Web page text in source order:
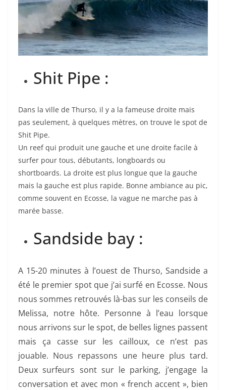
Shit Pipe :
Dans la ville de Thurso, il y a la fameuse droite mais
pas seulement, à quelques mètres, on trouve le spot de
Shit Pipe.
Un reef qui produit une gauche et une droite facile à
surfer pour tous, débutants, longboards ou
shortboards. La droite est plus longue que la gauche
mais la gauche est plus rapide. Bonne ambiance au pic,
comme souvent en Ecosse, la vague ne marche pas à
marée basse.
Sandside bay :
A 15-20 minutes à l’ouest de Thurso, Sandside a
été le premier spot que j’ai surfé en Ecosse. Nous
nous sommes retrouvés là-bas sur les conseils de
Melissa, notre hôte. Personne à l’eau lorsque
nous arrivons sur le spot, de belles lignes passent
mais ça casse sur les cailloux, ce n’est pas
jouable. Nous repassons une heure plus tard.
Deux surfeurs sont sur le parking, j’engage la
conversation et avec mon « french accent », bien